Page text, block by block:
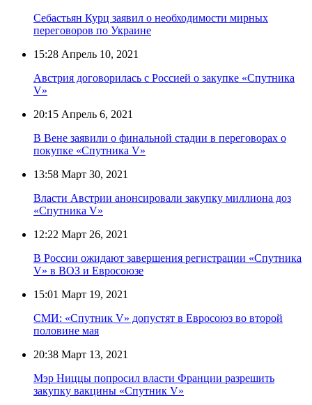
Себастьян Курц заявил о необходимости мирных
переговоров по Украине
15:28 Апрель 10, 2021
Австрия договорилась с Россией о закупке «Спутника
V»
20:15 Апрель 6, 2021
В Вене заявили о финальной стадии в переговорах о
покупке «Спутника V»
13:58 Март 30, 2021
Власти Австрии анонсировали закупку миллиона доз
«Спутника V»
12:22 Март 26, 2021
В России ожидают завершения регистрации «Спутника
V» в ВОЗ и Евросоюзе
15:01 Март 19, 2021
СМИ: «Спутник V» допустят в Евросоюз во второй
половине мая
20:38 Март 13, 2021
Мэр Ниццы попросил власти Франции разрешить
закупку вакцины «Спутник V»